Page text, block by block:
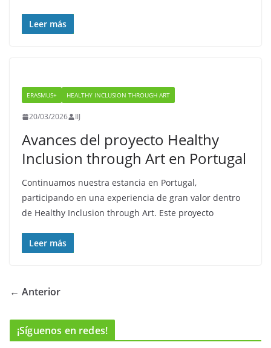
Leer más
ERASMUS+ HEALTHY INCLUSION THROUGH ART
20/03/2026 IIJ
Avances del proyecto Healthy
Inclusion through Art en Portugal
Continuamos nuestra estancia en Portugal,
participando en una experiencia de gran valor dentro
de Healthy Inclusion through Art. Este proyecto
Leer más
← Anterior
¡Síguenos en redes!